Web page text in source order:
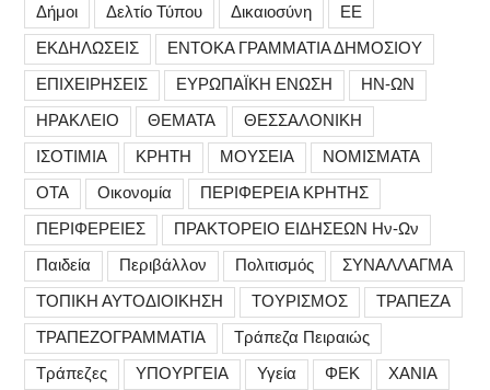
Δήμοι
Δελτίο Τύπου Δικαιοσύνη
ΕΕ
ΕΚΔΗΛΩΣΕΙΣ
ΕΝΤΟΚΑ ΓΡΑΜΜΑΤΙΑ ΔΗΜΟΣΙΟΥ
ΕΠΙΧΕΙΡΗΣΕΙΣ
ΕΥΡΩΠΑΪΚΗ ΕΝΩΣΗ
ΗΝ-ΩΝ
ΗΡΑΚΛΕΙΟ
ΘΕΜΑΤΑ
ΘΕΣΣΑΛΟΝΙΚΗ
ΙΣΟΤΙΜΙΑ
ΚΡΗΤΗ ΜΟΥΣΕΙΑ
ΝΟΜΙΣΜΑΤΑ
ΟΤΑ
Οικονομία
ΠΕΡΙΦΕΡΕΙΑ ΚΡΗΤΗΣ
ΠΕΡΙΦΕΡΕΙΕΣ
ΠΡΑΚΤΟΡΕΙΟ ΕΙΔΗΣΕΩΝ Ην-Ων
Παιδεία
Περιβάλλον Πολιτισμός
ΣΥΝΑΛΛΑΓΜΑ
ΤΟΠΙΚΗ ΑΥΤΟΔΙΟΙΚΗΣΗ
ΤΟΥΡΙΣΜΟΣ
ΤΡΑΠΕΖΑ
ΤΡΑΠΕΖΟΓΡΑΜΜΑΤΙΑ
Τράπεζα Πειραιώς
Τράπεζες
ΥΠΟΥΡΓΕΙΑ Υγεία ΦΕΚ ΧΑΝΙΑ